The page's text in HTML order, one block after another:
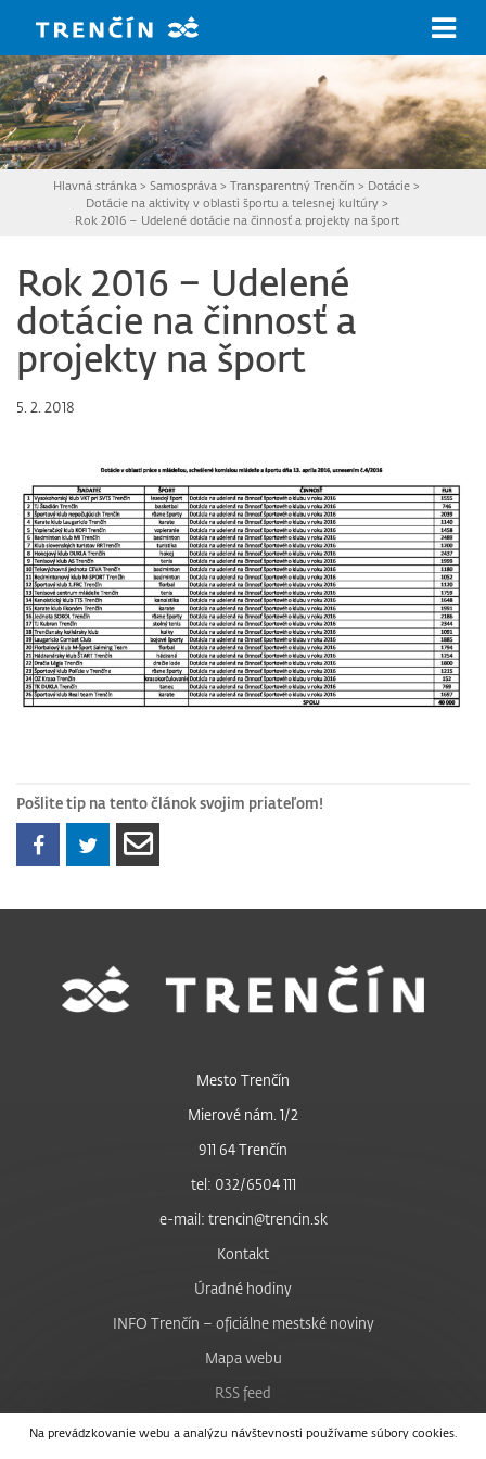
Hlavná stránka >Samospráva >Transparentný Trenčín > Dotácie >
Dotácie na aktivity v oblasti športu a telesnej kultúry>
Rok 2016 – Udelené dotácie na činnosť a projekty na šport
Rok 2016 – Udelené
dotácie na činnosť a
projekty na šport
5. 2. 2018
Pošlite tip na tento článok svojim priateľom!
Na prevádzkovanie webu a analýzu návštevnosti používame súbory cookies.
Mesto Trenčín
Mierové nám. 1/2
911 64 Trenčín
tel: 032/6504 111
e-mail: trencin@trencin.sk
Kontakt
Úradné hodiny
INFO Trenčín – oficiálne mestské noviny
Mapa webu
RSS feed
Nastavenie cookies